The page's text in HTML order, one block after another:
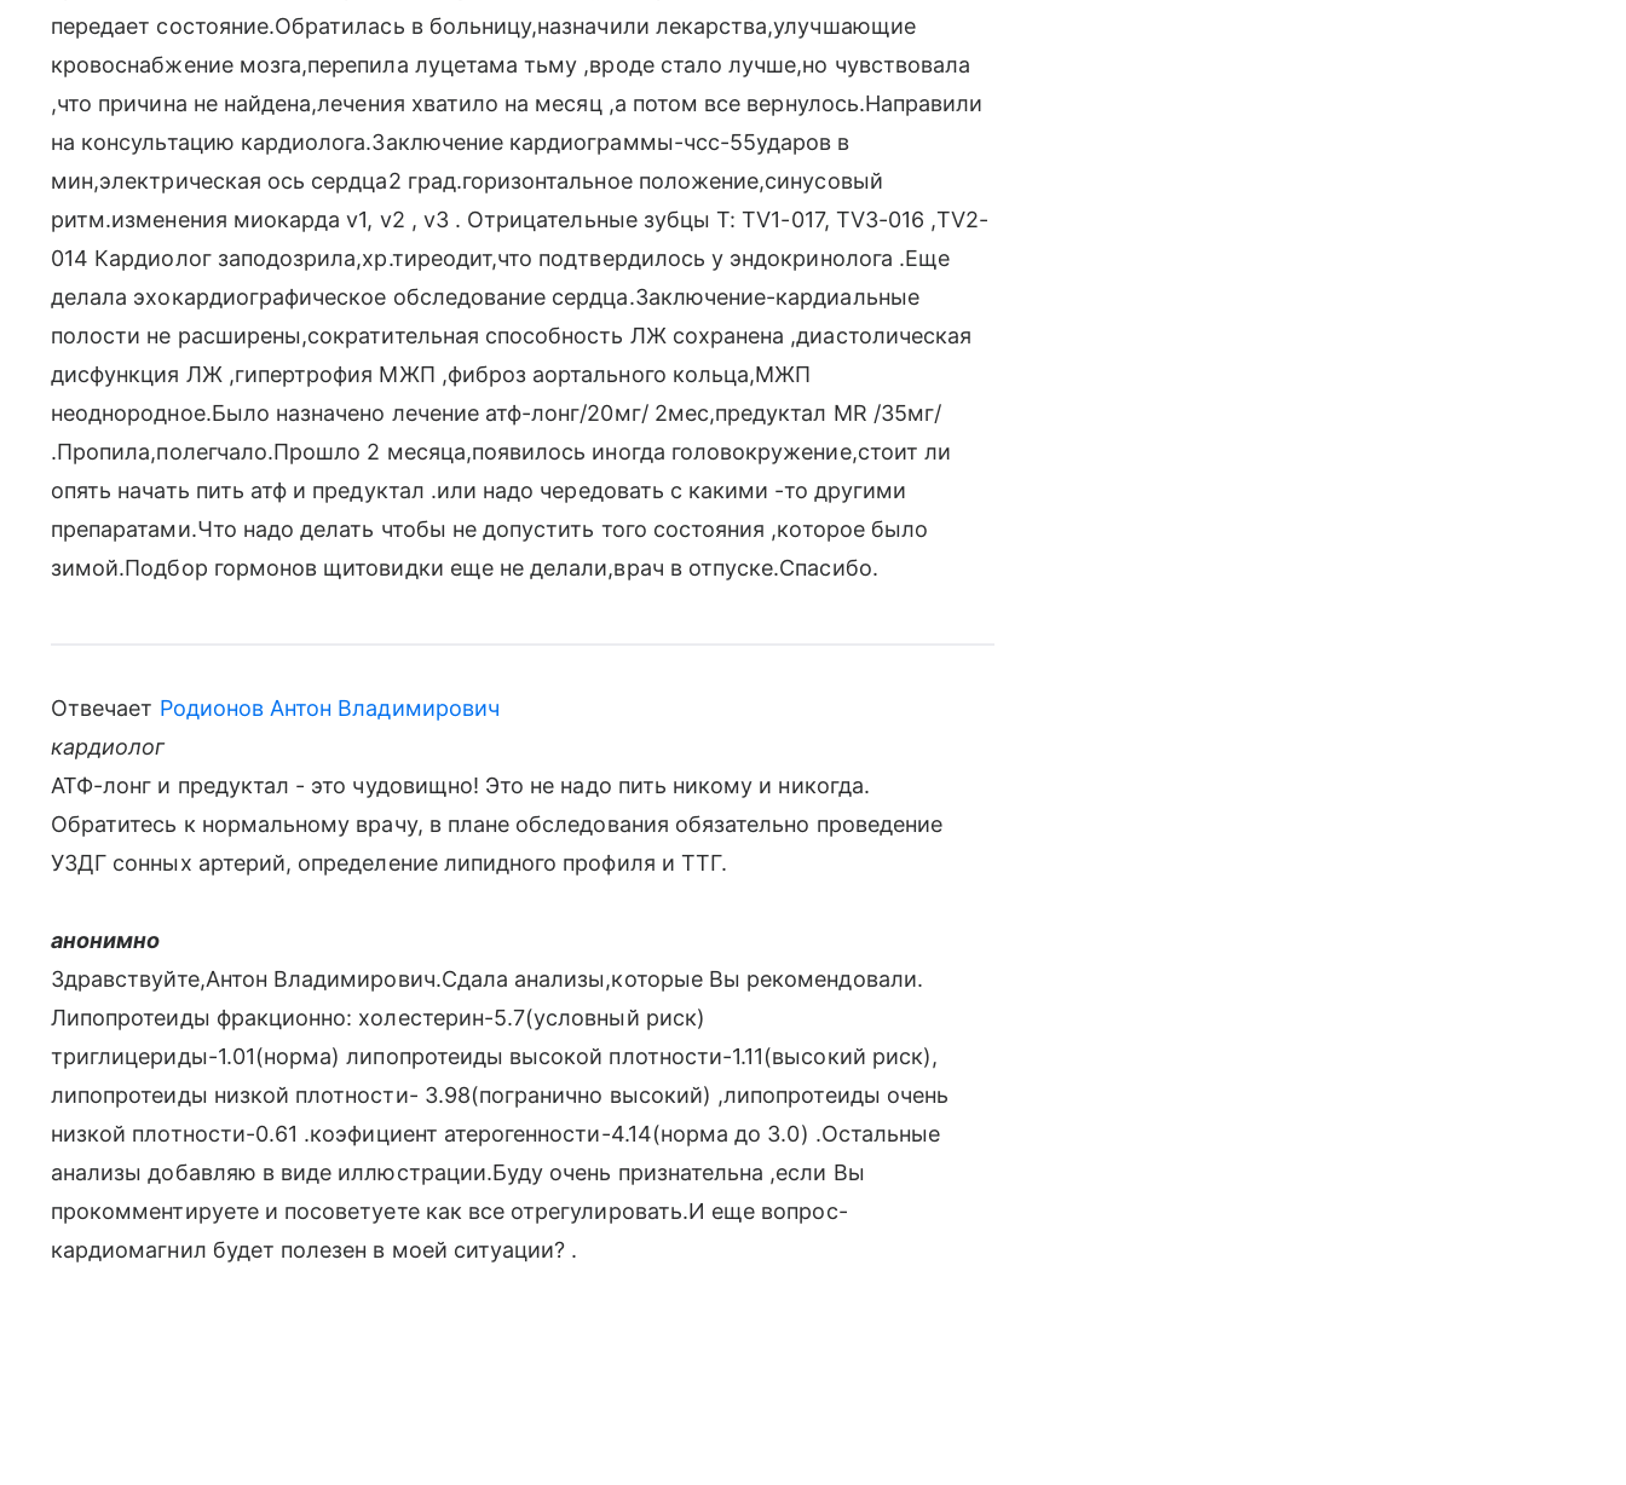
передает состояние.Обратилась в больницу,назначили лекарства,улучшающие
кровоснабжение мозга,перепила луцетама тьму ,вроде стало лучше,но чувствовала
,что причина не найдена,лечения хватило на месяц ,а потом все вернулось.Направили
на консультацию кардиолога.Заключение кардиограммы-чсс-55ударов в
мин,электрическая ось сердца2 град.горизонтальное положение,синусовый
ритм.изменения миокарда v1, v2 , v3 . Отрицательные зубцы Т: ТV1-017, ТV3-016 ,ТV2-
014 Кардиолог заподозрила,хр.тиреодит,что подтвердилось у эндокринолога .Еще
делала эхокардиографическое обследование сердца.Заключение-кардиальные
полости не расширены,сократительная способность ЛЖ сохранена ,диастолическая
дисфункция ЛЖ ,гипертрофия МЖП ,фиброз аортального кольца,МЖП
неоднородное.Было назначено лечение атф-лонг/20мг/ 2мес,предуктал MR /35мг/
.Пропила,полегчало.Прошло 2 месяца,появилось иногда головокружение,стоит ли
опять начать пить атф и предуктал .или надо чередовать с какими -то другими
препаратами.Что надо делать чтобы не допустить того состояния ,которое было
зимой.Подбор гормонов щитовидки еще не делали,врач в отпуске.Спасибо.
Отвечает Родионов Антон Владимирович
кардиолог
АТФ-лонг и предуктал - это чудовищно! Это не надо пить никому и никогда.
Обратитесь к нормальному врачу, в плане обследования обязательно проведение
УЗДГ сонных артерий, определение липидного профиля и ТТГ.
анонимно
Здравствуйте,Антон Владимирович.Сдала анализы,которые Вы рекомендовали.
Липопротеиды фракционно: холестерин-5.7(условный риск)
триглицериды-1.01(норма) липопротеиды высокой плотности-1.11(высокий риск),
липопротеиды низкой плотности- 3.98(погранично высокий) ,липопротеиды очень
низкой плотности-0.61 .коэфициент атерогенности-4.14(норма до 3.0) .Остальные
анализы добавляю в виде иллюстрации.Буду очень признательна ,если Вы
прокомментируете и посоветуете как все отрегулировать.И еще вопрос-
кардиомагнил будет полезен в моей ситуации? .